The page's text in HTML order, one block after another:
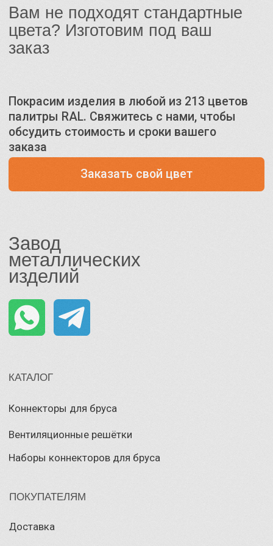
Избранное
Корзина
Наборы коннекторов для бруса
Коннекторы для бруса
КАТАЛОГ
Политика конфиденциальности
© Все права защищены
Разработка сайта
Завод
металлических
изделий